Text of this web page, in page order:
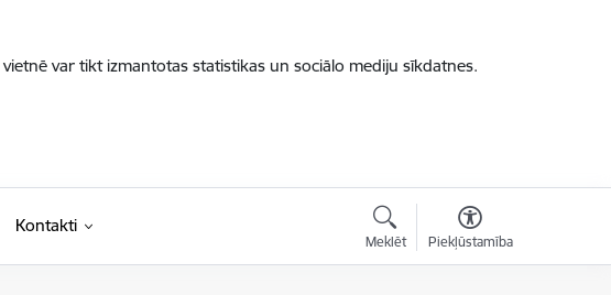
var tikt izmantotas statistikas un sociālo mediju sīkdatnes.
Kontakti
Meklēt Piekļūstamība